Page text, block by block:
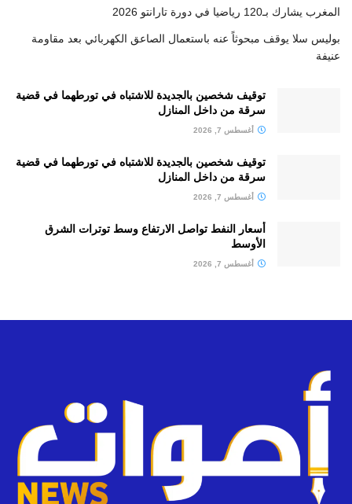
المغرب يشارك بـ120 رياضيا في دورة تارانتو 2026
بوليس سلا يوقف مبحوثاً عنه باستعمال الصاعق الكهربائي بعد مقاومة
عنيفة
توقيف شخصين بالجديدة للاشتباه في تورطهما في قضية
سرقة من داخل المنازل
أغسطس 7, 2026
توقيف شخصين بالجديدة للاشتباه في تورطهما في قضية
سرقة من داخل المنازل
أغسطس 7, 2026
أسعار النفط تواصل الارتفاع وسط توترات الشرق
الأوسط
أغسطس 7, 2026